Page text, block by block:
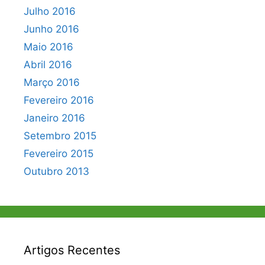
Julho 2016
Junho 2016
Maio 2016
Abril 2016
Março 2016
Fevereiro 2016
Janeiro 2016
Setembro 2015
Fevereiro 2015
Outubro 2013
Artigos Recentes